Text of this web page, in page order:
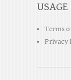
Terms
Privacy